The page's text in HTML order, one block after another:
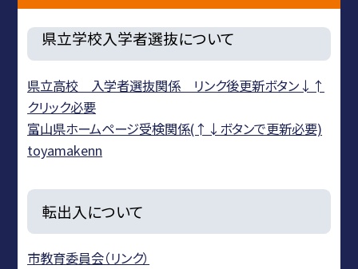
県立学校入学者選抜について
県立高校 入学者選抜関係 リンク後更新ボタン↓↑
クリック必要
富山県ホームページ受検関係(↑↓ボタンで更新必要)
toyamakenn
転出入について
市教育委員会（リンク）